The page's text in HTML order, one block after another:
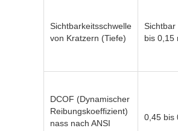
Sichtbarkeitsschwelle
von Kratzern (Tiefe)
Sichtbar
bis 0,15
DCOF (Dynamischer
Reibungskoeffizient)
nass nach ANSI
0,45 bis